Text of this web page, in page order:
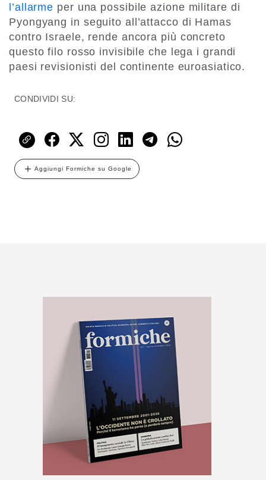
l’allarme per una possibile azione militare di
Pyongyang in seguito all’attacco di Hamas
contro Israele, rende ancora più concreto
questo filo rosso invisibile che lega i grandi
paesi revisionisti del continente euroasiatico.
CONDIVIDI SU:
Aggiungi Formiche su Google